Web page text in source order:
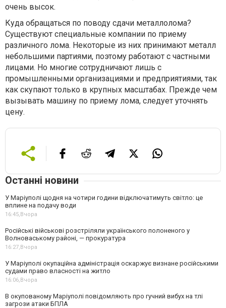
очень высок.
Куда обращаться по поводу сдачи металлолома?
Существуют специальные компании по приему
различного лома. Некоторые из них принимают металл
небольшими партиями, поэтому работают с частными
лицами. Но многие сотрудничают лишь с
промышленными организациями и предприятиями, так
как скупают только в крупных масштабах. Прежде чем
вызывать машину по приему лома, следует уточнять
цену.
Останні новини
У Маріуполі щодня на чотири години відключатимуть світло: це
вплине на подачу води
16:45,Вчора
Російські військові розстріляли українського полоненого у
Волноваському районі, — прокуратура
16:27,Вчора
У Маріуполі окупаційна адміністрація оскаржує визнане російськими
судами право власності на житло
16:06,Вчора
В окупованому Маріуполі повідомляють про гучний вибух на тлі
загрози атаки БПЛА